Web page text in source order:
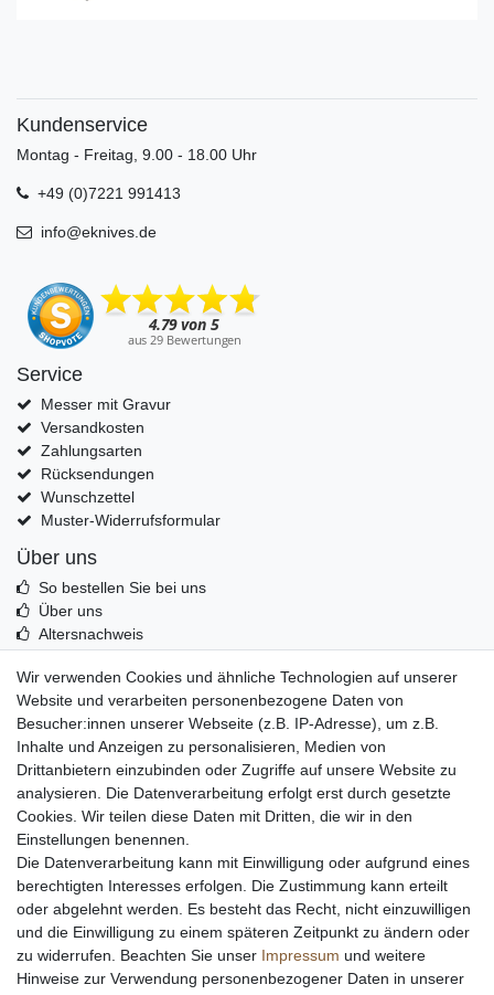
Kundenservice
Montag - Freitag, 9.00 - 18.00 Uhr
+49 (0)7221 991413
info@eknives.de
Service
Messer mit Gravur
Versandkosten
Zahlungsarten
Rücksendungen
Wunschzettel
Muster-Widerrufsformular
Über uns
So bestellen Sie bei uns
Über uns
Altersnachweis
Echtheit von Kundenbewertungen
Messer Info Forum
Messer schärfen
Messerhersteller
Stahltabelle
Stahlarten
Rockwell Härte
Messerarten
Klingenformen
Holzarten
Impressum Daten­schutz­erklärung AGB
Wir verwenden Cookies und ähnliche Technologien auf unserer
Website und verarbeiten personenbezogene Daten von
Besucher:innen unserer Webseite (z.B. IP-Adresse), um z.B.
Inhalte und Anzeigen zu personalisieren, Medien von
Drittanbietern einzubinden oder Zugriffe auf unsere Website zu
analysieren. Die Datenverarbeitung erfolgt erst durch gesetzte
Cookies. Wir teilen diese Daten mit Dritten, die wir in den
Einstellungen benennen.
Die Datenverarbeitung kann mit Einwilligung oder aufgrund eines
berechtigten Interesses erfolgen. Die Zustimmung kann erteilt
oder abgelehnt werden. Es besteht das Recht, nicht einzuwilligen
und die Einwilligung zu einem späteren Zeitpunkt zu ändern oder
zu widerrufen. Beachten Sie unser Impressum und weitere
Hinweise zur Verwendung personenbezogener Daten in unserer